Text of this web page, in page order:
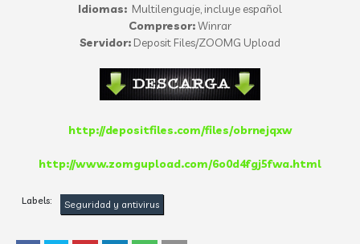
Idiomas: Multilenguaje, incluye español
Compresor:Winrar
Servidor: Deposit Files/ZOOMG Upload
http://depositfiles.com/files/obrnejqxw
http://www.zomgupload.com/6o0d4fgj5fwa.html
Labels: Seguridad y antivirus